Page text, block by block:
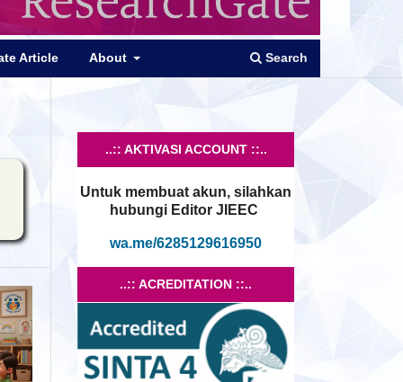
Article About Search
..:: AKTIVASI ACCOUNT ::..
Untuk membuat akun, silahkan
hubungi Editor JIEEC
wa.me/6285129616950
..:: ACREDITATION ::..